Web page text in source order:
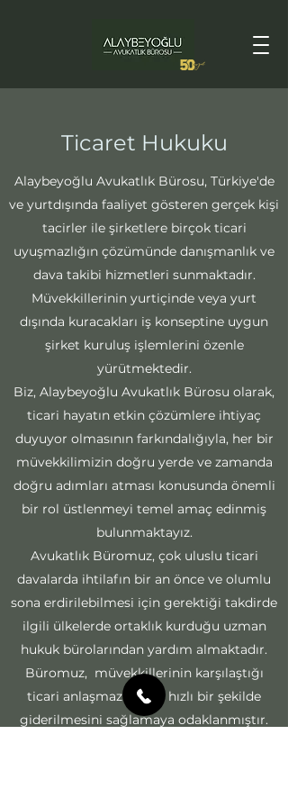
Ticaret Hukuku
Alaybeyoğlu Avukatlık Bürosu, Türkiye'de
ve yurtdışında faaliyet gösteren gerçek kişi
tacirler ile şirketlere birçok ticari
uyuşmazlığın çözümünde danışmanlık ve
dava takibi hizmetleri sunmaktadır.
Müvekkillerinin yurtiçinde veya yurt
dışında kuracakları iş konseptine uygun
şirket kuruluş işlemlerini özenle
yürütmektedir.
Biz, Alaybeyoğlu Avukatlık Bürosu olarak,
ticari hayatın etkin çözümlere ihtiyaç
duyuyor olmasının farkındalığıyla, her bir
müvekkilimizin doğru yerde ve zamanda
doğru adımları atması konusunda önemli
bir rol üstlenmeyi temel amaç edinmiş
bulunmaktayız.
Avukatlık Büromuz, çok uluslu ticari
davalarda ihtilafın bir an önce ve olumlu
sona erdirilebilmesi için gerektiği takdirde
ilgili ülkelerde ortaklık kurduğu uzman
hukuk bürolarından yardım almaktadır.
Büromuz, müvekkillerinin karşılaştığı
ticari anlaşmazlıkların hızlı bir şekilde
giderilmesini sağlamaya odaklanmıştır.